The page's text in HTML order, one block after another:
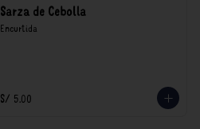
Sarza de Cebolla
Encurtida
S/ 5.00